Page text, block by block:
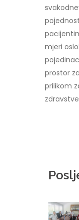
mjeri
prostor
prilikom